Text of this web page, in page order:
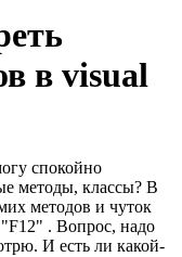
в visual
спокойно
методы, клаccы? В
методов и чуток
. Вопрос, надо
И есть ли какой-